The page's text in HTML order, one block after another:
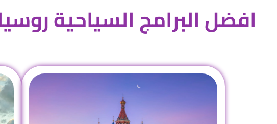
افضل البرامج السياحية